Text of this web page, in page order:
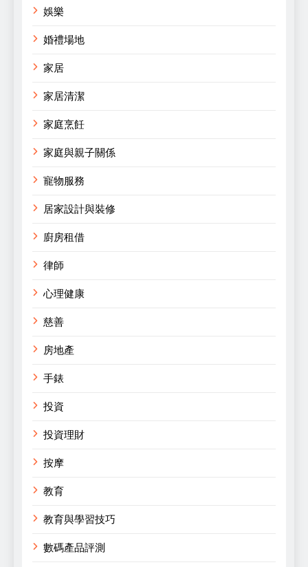
娛樂
婚禮場地
家居
家居清潔
家庭烹飪
家庭與親子關係
寵物服務
居家設計與裝修
廚房租借
律師
心理健康
慈善
房地產
手錶
投資
投資理財
按摩
教育
教育與學習技巧
數碼產品評測